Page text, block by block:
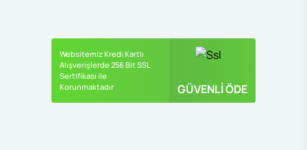
Websitemiz Kredi Kartlı
Alışverişlerde 256 Bit SSL
Sertifikası ile
Korunmaktadır
GÜVENLİ ÖDE